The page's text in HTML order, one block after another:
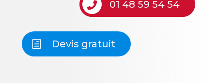
01 48 59 54 54
Devis gratuit